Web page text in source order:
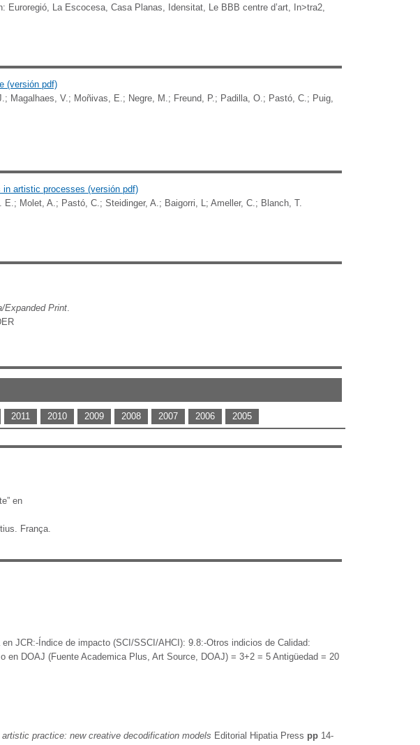
Euroregió, La Escocesa, Casa Planas, Idensitat, Le BBB centre d’art, In>tra2,
(versión pdf)
Magalhaes, V.; Moñivas, E.; Negre, M.; Freund, P.; Padilla, O.; Pastó, C.; Puig,
artistic processes (versión pdf)
Molet, A.; Pastó, C.; Steidinger, A.; Baigorri, L; Ameller, C.; Blanch, T.
Expanded Print.
2011 2010 2009 2008 2007 2006 2005
en
França.
JCR:-Índice de impacto (SCI/SSCI/AHCI): 9.8:-Otros indicios de Calidad:
DOAJ (Fuente Academica Plus, Art Source, DOAJ) = 3+2 = 5 Antigüedad = 20
practice: new creative decodification models Editorial Hipatia Press pp 14-